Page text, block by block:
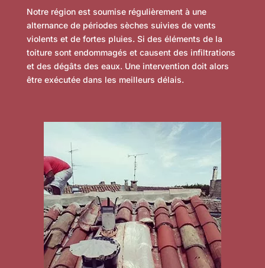
Notre région est soumise régulièrement à une
alternance de périodes sèches suivies de vents
violents et de fortes pluies. Si des éléments de la
toiture sont endommagés et causent des infiltrations
et des dégâts des eaux. Une intervention doit alors
être exécutée dans les meilleurs délais.